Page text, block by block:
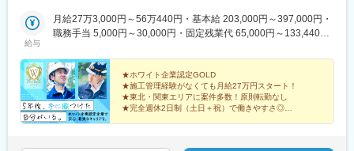
神奈川県あなたの希望を考慮した現場へアサインします。「転職
するなら地元がいい！」という意見も取り入れるので、思い入れ
能。ぜひあなたのご希望をお聞かせください！
駅(東京都)、北千住駅、綾瀬駅、上野御徒町駅、大手町駅(東京
都)、有楽町駅、神保町駅、大崎駅、目黒駅、五反田駅、立川北
日暮里駅(舎人ライナー)、豊洲駅、国分寺駅、押上駅、あおば通
駅、勾当台公園駅、北四番丁駅、北仙台駅、旭ケ丘駅(宮城県)、青
葉通一番町駅、五橋駅、青葉山駅、愛子駅、陸前落合駅、国際セ
ンター駅(宮城県)、東照宮駅、国見駅(宮城県)、泉中央駅、八乙女
駅、黒松駅(宮城県)、長町南駅、南仙台駅、陸前白沢駅、富沢駅、
給与
月給27万3,000円～56万440円・基本給 203,000円～397,000円・
職務手当 5,000円～30,000円・固定残業代 65,000円～133,440円
定で支給し、規定以上は別途全額支給します＊前職での給与、ご
経験や資格・スキルによって給与額を決定します＊ご経験によっ
ては月給80万円以上でお迎えする場合もございます＜年収例＞
420万円／入社2年目・月給30万円+手当+賞与（27歳）500万円／
入社5年目・月給35万円+手当+賞与（34歳）700万円／入社13年
★ホワイト企業認定GOLD
★施工管理経験がなくても月給27万円スタート！
★東北・関東エリアに案件多数！原則転勤なし
★完全週休2日制（土日＋祝）で働きやすさ◎